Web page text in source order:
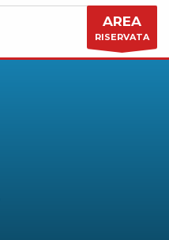
AREA
RISERVATA